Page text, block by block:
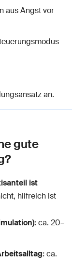
aus Angst vor
–
an.
gute
ist
hilfreich ist
ca. 20–
ca.